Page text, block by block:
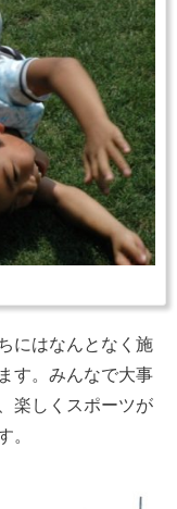
にはなんとなく施
す。みんなで大事
楽しくスポーツが
。